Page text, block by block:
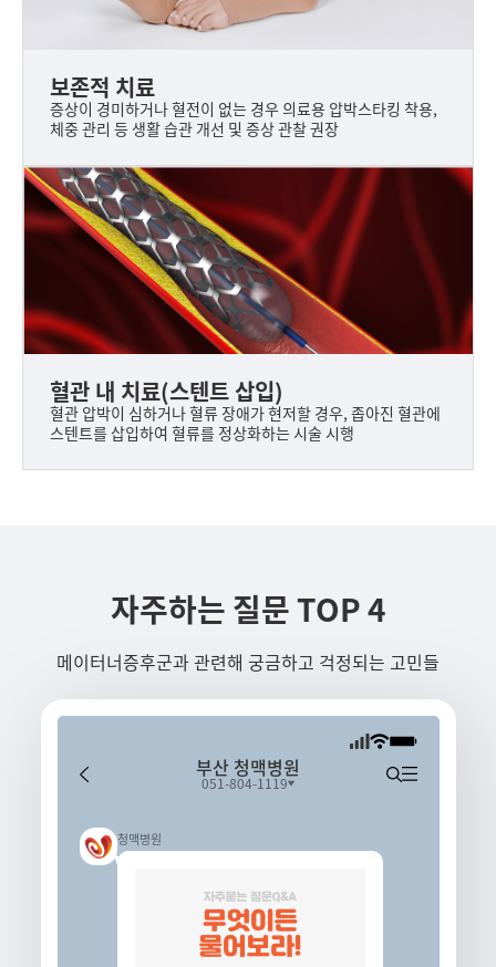
보존적 치료
증상이 경미하거나 혈전이 없는 경우 의료용 압박스타킹 착용,
체중 관리 등 생활 습관 개선 및 증상 관찰 권장
혈관 내 치료(스텐트 삽입)
혈관 압박이 심하거나 혈류 장애가 현저할 경우, 좁아진 혈관에
스텐트를 삽입하여 혈류를 정상화하는 시술 시행
자주하는 질문 TOP 4
메이터너증후군과 관련해 궁금하고 걱정되는 고민들
부산 청맥병원
051-804-1119
청맥병원